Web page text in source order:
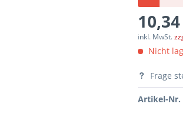
inkl. MwSt.
Nicht
Frage
Artikel-Nr.